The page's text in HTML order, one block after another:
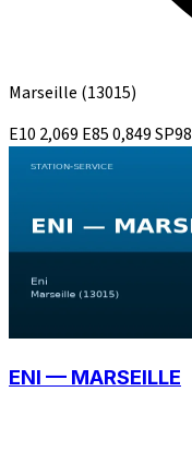
Marseille (13015)
E10 2,069 E850,849SP98
ENI — MARSEILLE